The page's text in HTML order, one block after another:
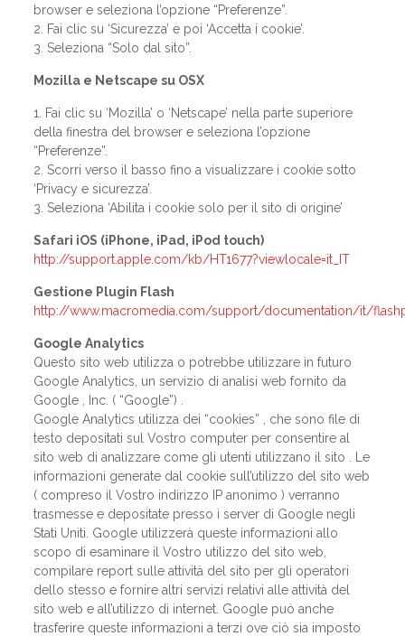
browser e seleziona l’opzione “Preferenze”.
2. Fai clic su ‘Sicurezza’ e poi ‘Accetta i cookie’.
3. Seleziona “Solo dal sito”.
Mozilla e Netscape su OSX
1. Fai clic su ‘Mozilla’ o ‘Netscape’ nella parte superiore
della finestra del browser e seleziona l’opzione
“Preferenze”.
2. Scorri verso il basso fino a visualizzare i cookie sotto
‘Privacy e sicurezza’.
3. Seleziona ‘Abilita i cookie solo per il sito di origine’
Safari iOS (iPhone, iPad, iPod touch)
http://support.apple.com/kb/HT1677?viewlocale=it_IT
Gestione Plugin Flash
http://www.macromedia.com/support/documentation/it/
Google Analytics
Questo sito web utilizza o potrebbe utilizzare in futuro
Google Analytics, un servizio di analisi web fornito da
Google , Inc. ( “Google”) .
Google Analytics utilizza dei “cookies” , che sono file di
testo depositati sul Vostro computer per consentire al
sito web di analizzare come gli utenti utilizzano il sito . Le
informazioni generate dal cookie sull’utilizzo del sito web
( compreso il Vostro indirizzo IP anonimo ) verranno
trasmesse e depositate presso i server di Google negli
Stati Uniti. Google utilizzerà queste informazioni allo
scopo di esaminare il Vostro utilizzo del sito web,
compilare report sulle attività del sito per gli operatori
dello stesso e fornire altri servizi relativi alle attività del
sito web e all’utilizzo di internet. Google può anche
trasferire queste informazioni a terzi ove ciò sia imposto